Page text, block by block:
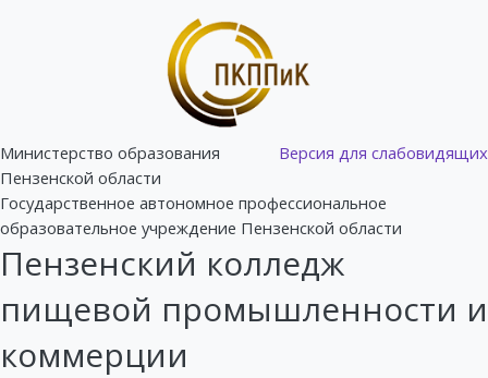
Версия для слабовидящих
Министерство образования
Пензенской области
Государственное автономное профессиональное
образовательное учреждение Пензенской области
Пензенский колледж
пищевой промышленности и
коммерции